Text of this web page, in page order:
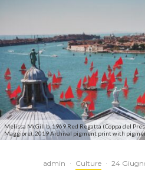
Melissa McGill b. 1969 Red Regatta (Coppa del
Maggiore), 2019 Archival pigment print with
admin · Culture · 24